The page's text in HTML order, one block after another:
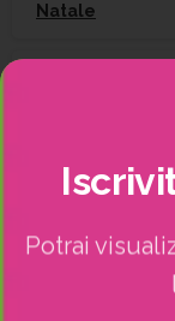
Natale
Senza categoria
Potrai